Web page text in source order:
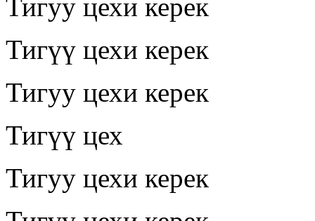
Тигуу цехи керек
Тигүү цехи керек
Тигуу цехи керек
Тигүү цех
Тигуу цехи керек